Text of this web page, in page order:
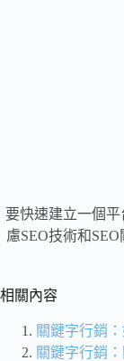
要快速建立一個
慮SEO技術和
相關內容
關鍵字行銷
關鍵字行銷